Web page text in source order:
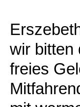
wir bitten
freies